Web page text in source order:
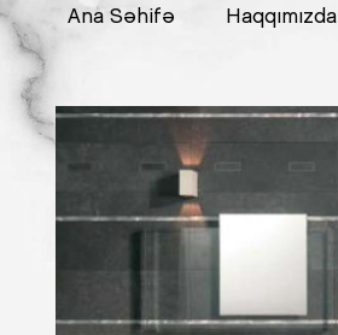
Ana Səhifə Haqqımızda